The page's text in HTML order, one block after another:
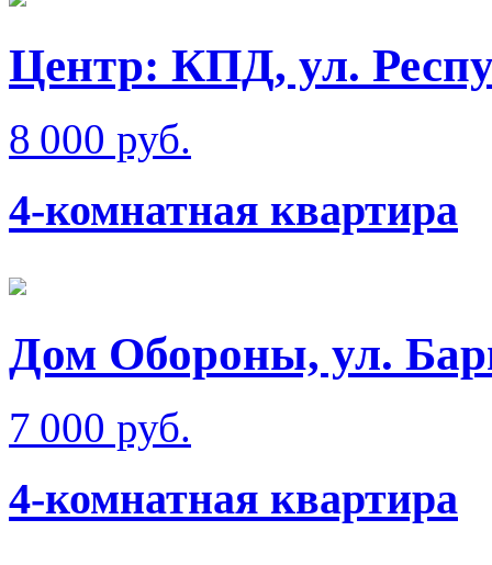
Центр: КПД, ул.
8 000 руб.
4-комнатная квартира
Дом Обороны, ул.
7 000 руб.
4-комнатная квартира